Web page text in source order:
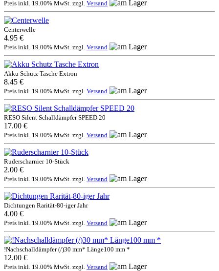
Preis inkl. 19.00% MwSt. zzgl. Versand
Centerwelle
4.95 €
Preis inkl. 19.00% MwSt. zzgl. Versand
Akku Schutz Tasche Extron
8.45 €
Preis inkl. 19.00% MwSt. zzgl. Versand
RESO Silent Schalldämpfer SPEED 20
17.00 €
Preis inkl. 19.00% MwSt. zzgl. Versand
Ruderscharnier 10-Stück
2.00 €
Preis inkl. 19.00% MwSt. zzgl. Versand
Dichtungen Rarität-80-iger Jahr
4.00 €
Preis inkl. 19.00% MwSt. zzgl. Versand
!Nachschalldämpfer (/)30 mm* Länge100 mm *
12.00 €
Preis inkl. 19.00% MwSt. zzgl. Versand